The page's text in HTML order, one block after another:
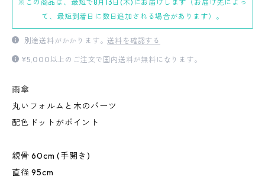
※この商品は、最短で8月13日(木)にお届けします（お届け先によっ
て、最短到着日に数日追加される場合があります）。
別途送料がかかります。送料を確認する
¥5,000以上のご注文で国内送料が無料になります。
雨傘
丸いフォルムと木のパーツ
配色ドットがポイント
親骨 60cm (手開き)
直径 95cm